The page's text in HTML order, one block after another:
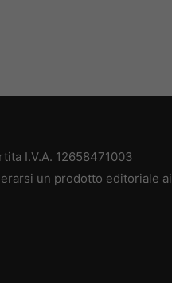
I.V.A. 12658471003
un prodotto editoriale ai